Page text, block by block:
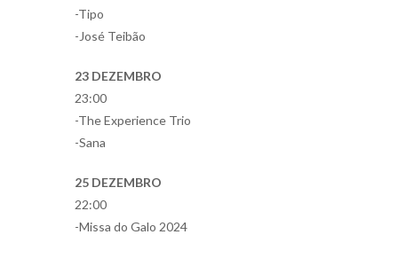
-Tipo
-José Teibão
23 DEZEMBRO
23:00
-The Experience Trio
-Sana
25 DEZEMBRO
22:00
-Missa do Galo 2024